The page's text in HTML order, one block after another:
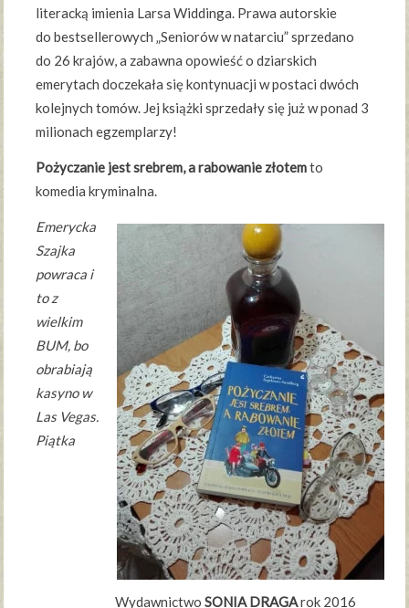
literacką imienia Larsa Widdinga. Prawa autorskie
do bestsellerowych „Seniorów w natarciu” sprzedano
do 26 krajów, a zabawna opowieść o dziarskich
emerytach doczekała się kontynuacji w postaci dwóch
kolejnych tomów. Jej książki sprzedały się już w ponad 3
milionach egzemplarzy!
Pożyczanie jest srebrem, a rabowanie złotemto
komedia kryminalna.
Wydawnictwo SONIA DRAGArok 2016
Emerycka
Szajka
powraca i
to z
wielkim
BUM, bo
obrabiają
kasyno w
Las Vegas.
Piątka